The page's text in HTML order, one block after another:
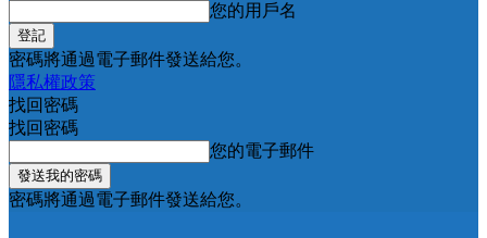
您的用戶名
密碼將通過電子郵件發送給您。
隱私權政策
找回密碼
找回密碼
您的電子郵件
密碼將通過電子郵件發送給您。